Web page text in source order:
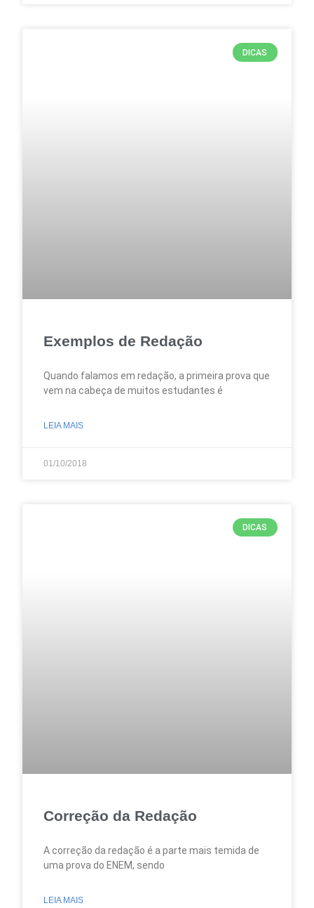
DICAS
Exemplos de Redação
Quando falamos em redação, a primeira prova que
vem na cabeça de muitos estudantes é
LEIA MAIS
01/10/2018
DICAS
Correção da Redação
A correção da redação é a parte mais temida de
uma prova do ENEM, sendo
LEIA MAIS